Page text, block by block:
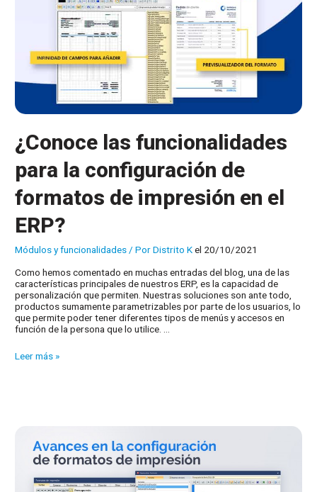
¿Conoce las funcionalidades
para la configuración de
formatos de impresión en el
ERP?
Módulos y funcionalidades / PorDistrito Kel 20/10/2021
Como hemos comentado en muchas entradas del blog, una de las
características principales de nuestros ERP, es la capacidad de
personalización que permiten. Nuestras soluciones son ante todo,
productos sumamente parametrizables por parte de los usuarios, lo
que permite poder tener diferentes tipos de menús y accesos en
función de la persona que lo utilice. …
¿Conoce
impresión
Leer más »